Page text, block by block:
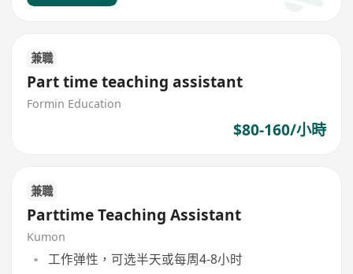
兼職
Part time teaching assistant
Formin Education
$80-160/小時
兼職
Parttime Teaching Assistant
Kumon
工作弹性，可选半天或每周4-8小时